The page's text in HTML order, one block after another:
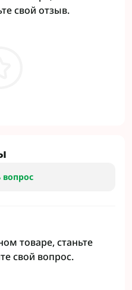
свой отзыв.
вопрос
товаре, станьте
свой вопрос.